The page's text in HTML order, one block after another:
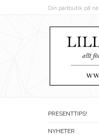
Din pärlbutik på
PRESENTTIPS!
NYHETER